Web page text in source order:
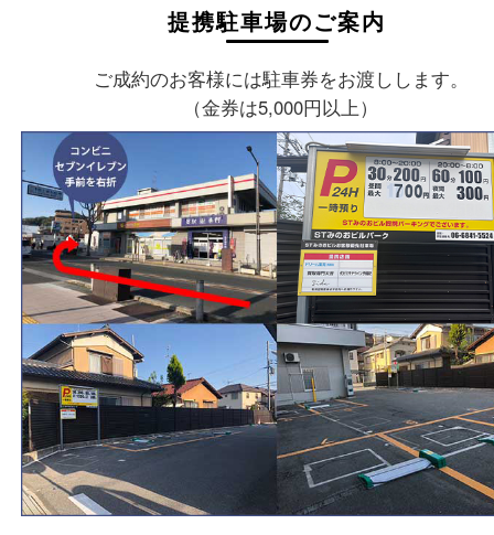
〒562-0003
大阪府箕面市西小路3丁目16番3
ST箕面ビルB号室
フリーダイヤル
0120-177-397
電話
072-737-7397
営業時間
火曜日～金曜日１０：３０～１８：００
土曜日・祝 日１０：３０～１７：００